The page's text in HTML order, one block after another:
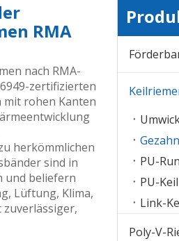
RMA
nach RMA-
zertifizierten
mit rohen Kanten
herkömmlichen
sind in
und beliefern
Lüftung, Klima,
zuverlässiger,
PU-
PU-
Link-
Poly-V-